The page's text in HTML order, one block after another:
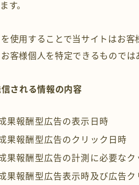
す。
使用することで当サイトはお
客様個人を特定できるものでは
される情報の内容
果報酬型広告の表示日時
果報酬型広告のクリック日時
果報酬型広告の計測に必要なク
果報酬型広告表示時及び広告ク